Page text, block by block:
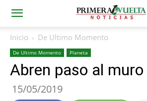
Inicio De Ultimo Momento
De Ultimo Momento Planeta
Abren paso al muro
15/05/2019